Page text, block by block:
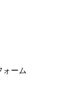
ォーム